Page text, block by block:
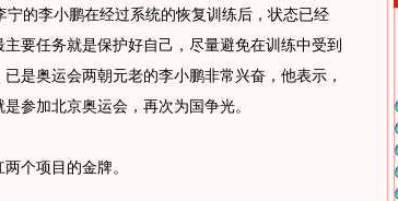
的李小鹏在经过系统的恢复训练后，状态已经
要任务就是保护好自己，尽量避免在训练中受到
是奥运会两朝元老的李小鹏非常兴奋，他表示，
参加北京奥运会，再次为国争光。
个项目的金牌。